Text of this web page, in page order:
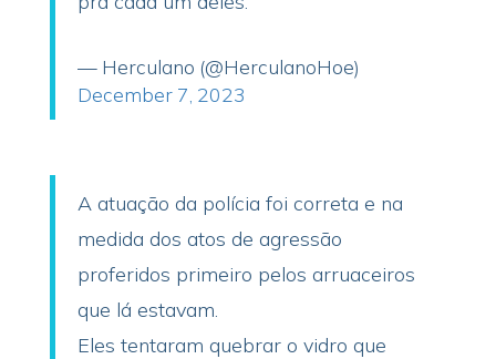
— Herculano (@HerculanoHoe)
December 7, 2023
A atuação da polícia foi correta e na
medida dos atos de agressão
proferidos primeiro pelos arruaceiros
que lá estavam.
Eles tentaram quebrar o vidro que